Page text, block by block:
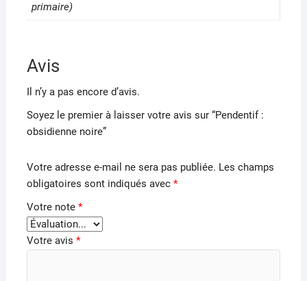
primaire)
Avis
Il n’y a pas encore d’avis.
Soyez le premier à laisser votre avis sur “Pendentif :
obsidienne noire”
Votre adresse e-mail ne sera pas publiée. Les champs
obligatoires sont indiqués avec *
Votre note *
Votre avis *